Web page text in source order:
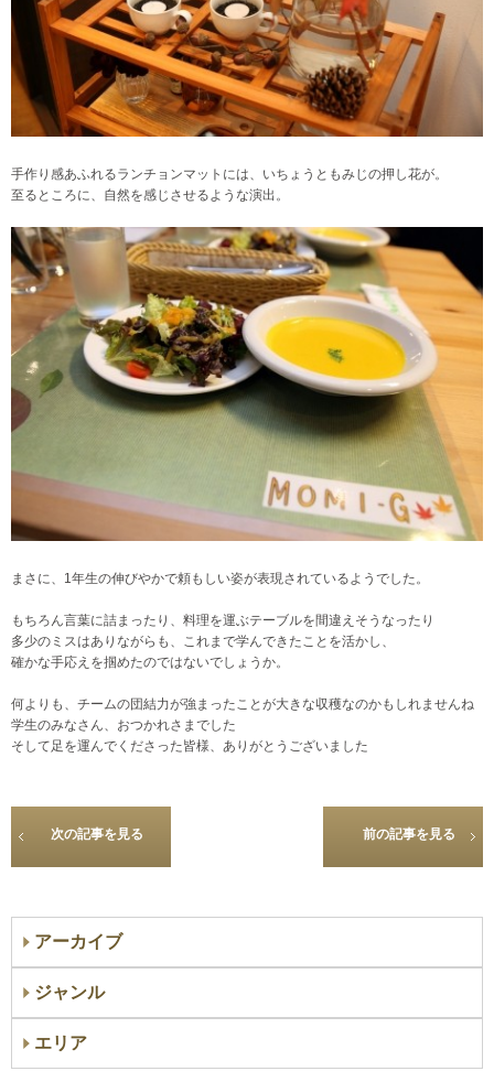
手作り感あふれるランチョンマットには、いちょうともみじの押し花が。
至るところに、自然を感じさせるような演出。
まさに、1年生の伸びやかで頼もしい姿が表現されているようでした。
もちろん言葉に詰まったり、料理を運ぶテーブルを間違えそうなったり
多少のミスはありながらも、これまで学んできたことを活かし、
確かな手応えを掴めたのではないでしょうか。
何よりも、チームの団結力が強まったことが大きな収穫なのかもしれませんね
学生のみなさん、おつかれさまでした
そして足を運んでくださった皆様、ありがとうございました
次の記事を見る 前の記事を見る
アーカイブ
ジャンル
エリア